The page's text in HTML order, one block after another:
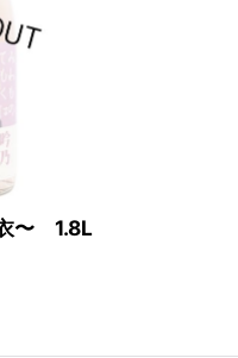
〜 1.8L